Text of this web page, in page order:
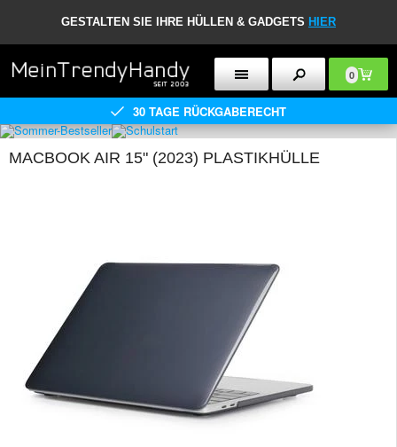
GESTALTEN SIE IHRE HÜLLEN & GADGETS HIER
0
30 TAGE RÜCKGABERECHT
MACBOOK AIR 15" (2023) PLASTIKHÜLLE